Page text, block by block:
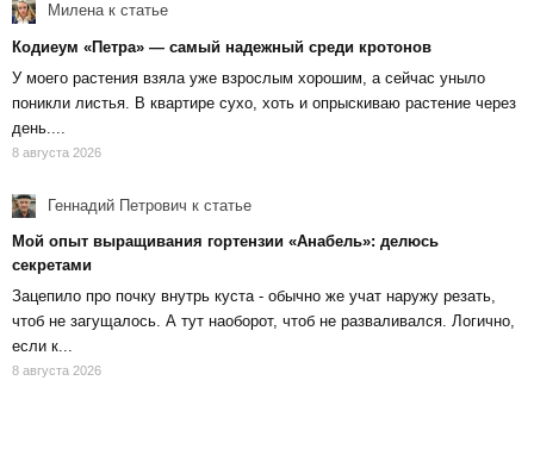
Миленак статье
Кодиеум «Петра» — самый надежный среди кротонов
У моего растения взяла уже взрослым хорошим, а сейчас уныло
поникли листья. В квартире сухо, хоть и опрыскиваю растение через
день....
8 августа 2026
Геннадий Петрович к статье
Мой опыт выращивания гортензии «Анабель»: делюсь
секретами
Зацепило про почку внутрь куста - обычно же учат наружу резать,
чтоб не загущалось. А тут наоборот, чтоб не разваливался. Логично,
если к...
8 августа 2026